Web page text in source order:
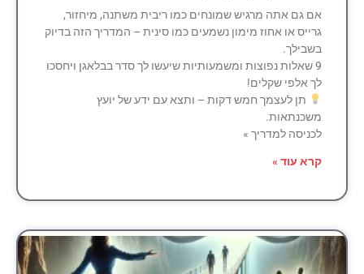
אם גם אתה מרגיש שמונחים כמו ריבית משתנה, מיחזור,
גרייס או אחוז מימון נשמעים כמו סינית – המדריך הזה בדיוק
בשבילך.
9 שאלות נפוצות ומשמעותיות שיעשו לך סדר בבלאגן ויחסכו
לך אלפי שקלים!
תן לעצמך חמש דקות – ותצא עם ידע של יועץ
משכנתאות.
לכניסה למדריך »
קרא עוד »